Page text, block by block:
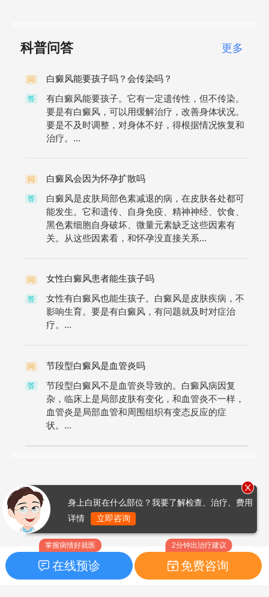
科普问答 更多
问 白癜风能要孩子吗？会传染吗？
答
有白癜风能要孩子。它有一定遗传性，但不传染。
要是有白癜风，可以用缓解治疗，改善身体状况。
要是不及时调整，对身体不好，得根据情况恢复和
治疗。...
问 白癜风会因为怀孕扩散吗
答
白癜风是皮肤局部色素减退的病，在皮肤各处都可
能发生。它和遗传、自身免疫、精神神经、饮食、
黑色素细胞自身破坏、微量元素缺乏这些因素有
关。从这些因素看，和怀孕没直接关系...
问 女性白癜风患者能生孩子吗
答
女性有白癜风也能生孩子。白癜风是皮肤疾病，不
影响生育。要是有白癜风，有问题就及时对症治
疗。...
问 节段型白癜风是血管炎吗
答
节段型白癜风不是血管炎导致的。白癜风病因复
杂，临床上是局部皮肤有变化，和血管炎不一样，
血管炎是局部血管和周围组织有变态反应的症
状。...
掌握病情好就医
在线预诊
2分钟出治疗建议
免费咨询
身上白斑在什么部位？我要了解检查、治疗、费用
详情
立即咨询